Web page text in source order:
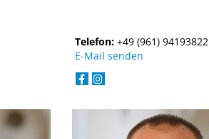
Telefon: +49 (961) 94193822
E-Mail senden